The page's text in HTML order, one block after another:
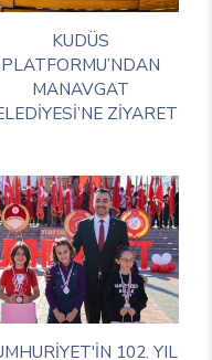
KUDÜS
PLATFORMU’NDAN
MANAVGAT
ZİYARET
102. YIL